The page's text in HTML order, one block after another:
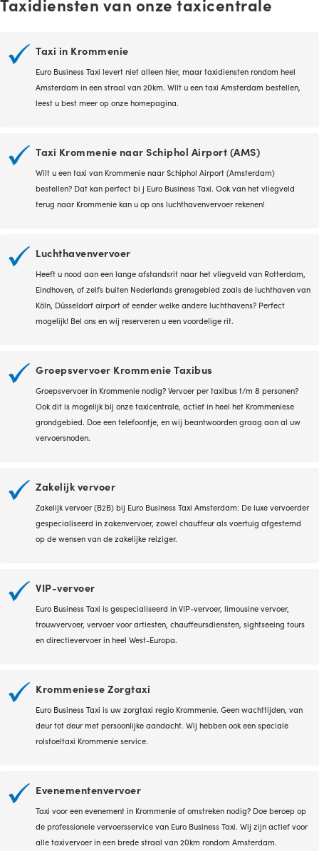
Taxidiensten van onze taxicentrale
Taxi in Krommenie
Euro Business Taxi levert niet alleen hier, maar taxidiensten rondom heel
Amsterdam in een straal van 20km. Wilt u eentaxi Amsterdam bestellen,
leest u best meer op onze homepagina.
Taxi Krommenie naar Schiphol Airport (AMS)
Wilt u een taxi van Krommenie naar Schiphol Airport (Amsterdam)
bestellen? Dat kan perfect bi j Euro Business Taxi. Ook van het vliegveld
terug naar Krommenie kan u op ons luchthavenvervoer rekenen!
Luchthavenvervoer
Heeft u nood aan een lange afstandsrit naar het vliegveld van Rotterdam,
Eindhoven, of zelfs buiten Nederlands grensgebied zoals de luchthaven van
Köln, Düsseldorf airport of eender welke andere luchthavens? Perfect
mogelijk! Bel ons en wij reserveren u een voordelige rit.
Groepsvervoer Krommenie Taxibus
Groepsvervoer in Krommenie nodig? Vervoer per taxibus t/m 8 personen?
Ook dit is mogelijk bij onze taxicentrale, actief in heel het Krommeniese
grondgebied. Doe een telefoontje, en wij beantwoorden graag aan al uw
vervoersnoden.
Zakelijk vervoer
Zakelijk vervoer (B2B) bij Euro Business Taxi Amsterdam: De luxe vervoerder
gespecialiseerd in zakenvervoer, zowel chauffeur als voertuig afgestemd
op de wensen van de zakelijke reiziger.
VIP-vervoer
Euro Business Taxi is gespecialiseerd in VIP-vervoer, limousine vervoer,
trouwvervoer, vervoer voor artiesten, chauffeursdiensten, sightseeing tours
en directievervoer in heel West-Europa.
Krommeniese Zorgtaxi
Euro Business Taxi is uw zorgtaxi regio Krommenie. Geen wachttijden, van
deur tot deur met persoonlijke aandacht. Wij hebben ook een speciale
rolstoeltaxi Krommenie service.
Evenementenvervoer
Taxi voor een evenement in Krommenie of omstreken nodig? Doe beroep op
de professionele vervoersservice van Euro Business Taxi. Wij zijn actief voor
alle taxivervoer in een brede straal van 20km rondom Amsterdam.